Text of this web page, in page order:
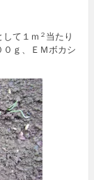
て１ｍ ２ 当たり
ｇ、ＥＭボカシ